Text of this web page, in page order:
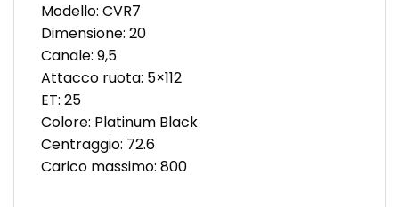
Modello: CVR7
Dimensione: 20
Canale: 9,5
Attacco ruota: 5×112
ET: 25
Colore: Platinum Black
Centraggio: 72.6
Carico massimo: 800